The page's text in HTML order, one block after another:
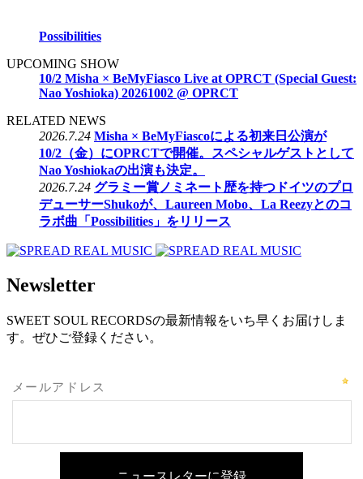
Possibilities
UPCOMING SHOW
10/2 Misha × BeMyFiasco Live at OPRCT (Special Guest:
Nao Yoshioka) 20261002 @ OPRCT
RELATED NEWS
2026.7.24 Misha × BeMyFiascoによる初来日公演が
10/2（金）にOPRCTで開催。スペシャルゲストとして
Nao Yoshiokaの出演も決定。
2026.7.24 グラミー賞ノミネート歴を持つドイツのプロ
デューサーShukoが、Laureen Mobo、La Reezyとのコ
ラボ曲「Possibilities」をリリース
Newsletter
SWEET SOUL RECORDSの最新情報をいち早くお届けしま
す。ぜひご登録ください。